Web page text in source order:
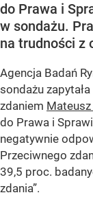
do Prawa i
w sondażu.
na trudności z
Agencja Badań
sondażu
zdaniem
do Prawa i
negatywnie
Przeciwnego
39,5 proc.
zdania”.